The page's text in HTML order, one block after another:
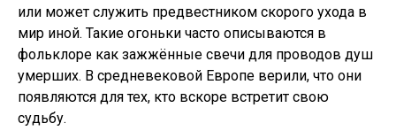
или может служить предвестником скорого ухода в
мир иной. Такие огоньки часто описываются в
фольклоре как зажжённые свечи для проводов душ
умерших. В средневековой Европе верили, что они
появляются для тех, кто вскоре встретит свою
судьбу.